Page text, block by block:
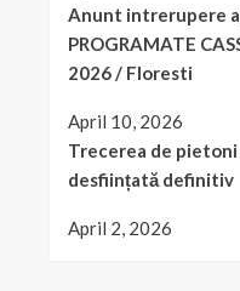
Anunt intrerupere
PROGRAMATE
2026 / Floresti
April 10, 2026
Trecerea de
desființată definitiv
April 2, 2026